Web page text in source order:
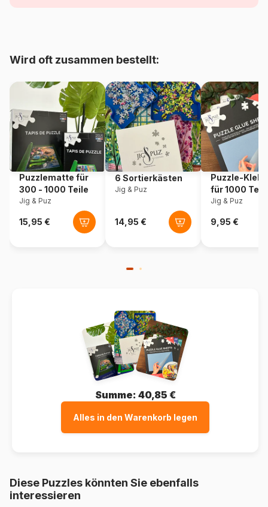
Herkunft Türkei
Artikelnummer Magnolia-4305
EAN 8699375068603
Teileanzahl 1000 Teile
Maße 68 x 48 cm
Wird oft zusammen bestellt:
Puzzlematte für
300 - 1000 Teile
Jig & Puz
6 Sortierkästen
Jig & Puz
Puzzle-
für 1000
Jig & Puz
Summe: 40,85 €
Alles in den Warenkorb legen
Diese Puzzles könnten Sie ebenfalls
interessieren